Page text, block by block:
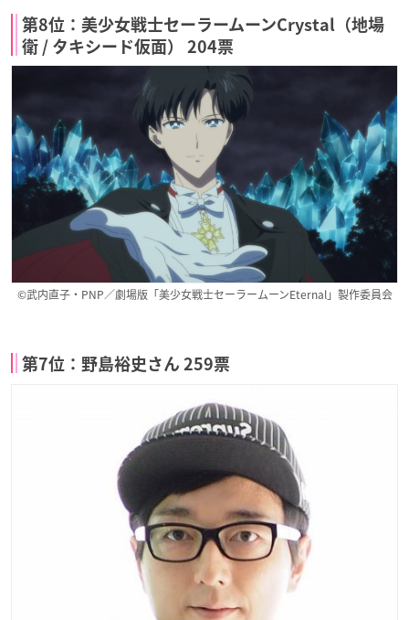
第8位：美少女戦士セーラームーンCrystal（地場
衛 / タキシード仮面） 204票
©武内直子・PNP／劇場版「美少女戦士セーラームーンEternal」製作委員会
第7位：野島裕史さん 259票